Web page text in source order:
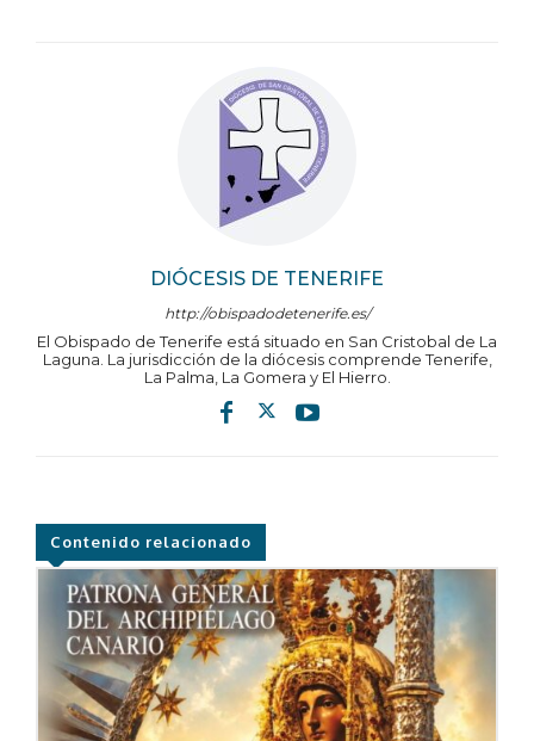
DIÓCESIS DE TENERIFE
http://obispadodetenerife.es/
El Obispado de Tenerife está situado en San Cristobal de La
Laguna. La jurisdicción de la diócesis comprende Tenerife,
La Palma, La Gomera y El Hierro.
Contenido relacionado